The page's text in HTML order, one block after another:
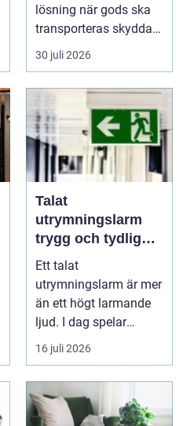
lösning när gods ska
transporteras skyddat
mot väder, insyn o...
30 juli 2026
Talat
utrymningslarm
trygg och tydlig
vägledning vid kris
Ett talat
utrymningslarm är mer
än ett högt larmande
ljud. I dag spelar
tydliga
röstmeddelanden en
a...
16 juli 2026